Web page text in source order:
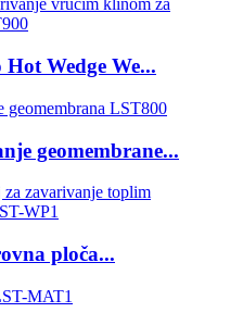
Wedge We...
geomembrane...
ploča...